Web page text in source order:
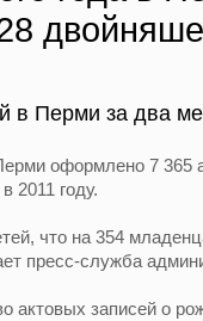
в Перми за два
оформлено 7 365
2011 году.
что на 354
пресс-служба
актовых записей о